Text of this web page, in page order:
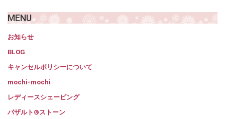
MENU
お知らせ
BLOG
キャンセルポリシーについて
mochi-mochi
レディースシェービング
バザルト®ストーン